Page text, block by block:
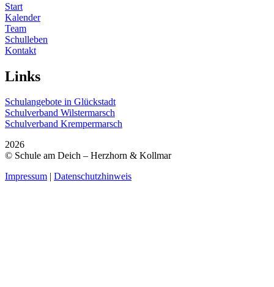
Start
Kalender
Team
Schulleben
Kontakt
Links
Schulangebote in Glückstadt
Schulverband Wilstermarsch
Schulverband Krempermarsch
2026
© Schule am Deich – Herzhorn & Kollmar
Impressum | Datenschutzhinweis